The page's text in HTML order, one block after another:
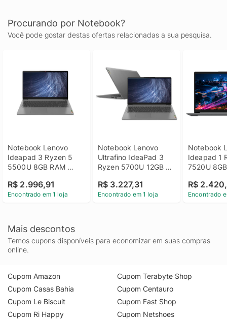
Procurando por Notebook?
Você pode gostar destas ofertas relacionadas a sua pesquisa.
Notebook Lenovo
Ideapad 3 Ryzen 5
5500U 8GB RAM
82MFS00100
R$ 2.996,91
Encontrado em 1 loja
Notebook Lenovo
Ultrafino IdeaPad 3
Ryzen 5700U 12GB
Linux - 82MFS00600
R$ 3.227,31
Encontrado em 1 loja
Notebook
Ideapad 1
7520U
R$
Encontrado
Mais descontos
Temos cupons disponíveis para economizar em suas compras
online.
Cupom Amazon
Cupom Casas Bahia
Cupom Le Biscuit
Cupom Ri Happy
Cupom Terabyte Shop
Cupom Centauro
Cupom Fast Shop
Cupom Netshoes